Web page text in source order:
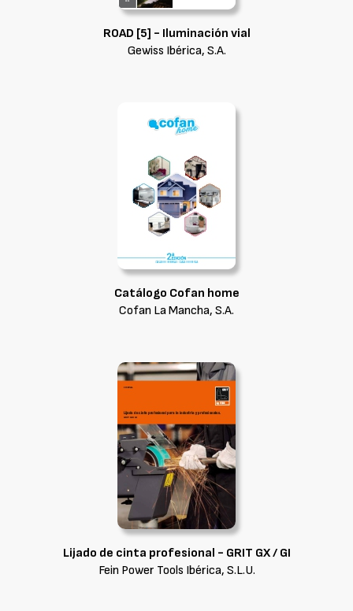
ROAD [5] - Iluminación vial
Gewiss Ibérica, S.A.
Catálogo Cofan home
Cofan La Mancha, S.A.
Lijado de cinta profesional - GRIT GX / GI
Fein Power Tools Ibérica, S.L.U.